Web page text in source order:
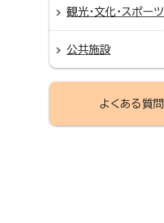
観光・文化・スポーツ
公共施設
よくある質問